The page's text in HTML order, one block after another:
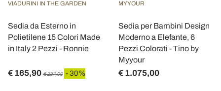
VIADURINI IN THE GARDEN
Sedia da Esterno in
Polietilene 15 Colori Made
in Italy 2 Pezzi - Ronnie
€ 165,90 € 237,00 - 30%
MYYOUR
Sedia per Bambini Design
Moderno a Elefante, 6
Pezzi Colorati - Tino by
Myyour
€ 1.075,00